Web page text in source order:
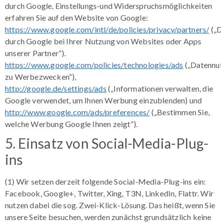
durch Google, Einstellungs-und Widerspruchsmöglichkeiten
erfahren Sie auf den Website von Google:
https://www.google.com/intl/de/policies/privacy/partners/
durch Google bei Ihrer Nutzung von Websites oder Apps
unserer Partner“).
https://www.google.com/policies/technologies/ads
zu Werbezwecken“),
http://google.de/settings/ads („Informationen verwalten, die
Google verwendet, um Ihnen Werbung einzublenden) und
http://www.google.com/ads/preferences/ („Bestimmen Sie,
welche Werbung Google Ihnen zeigt“).
5. Einsatz von Social-Media-Plug-
ins
(1) Wir setzen derzeit folgende Social-Media-Plug-ins ein:
Facebook, Google+, Twitter, Xing, T3N, LinkedIn, Flattr. Wir
nutzen dabei die sog. Zwei-Klick-Lösung. Das heißt, wenn Sie
unsere Seite besuchen, werden zunächst grundsätzlich keine